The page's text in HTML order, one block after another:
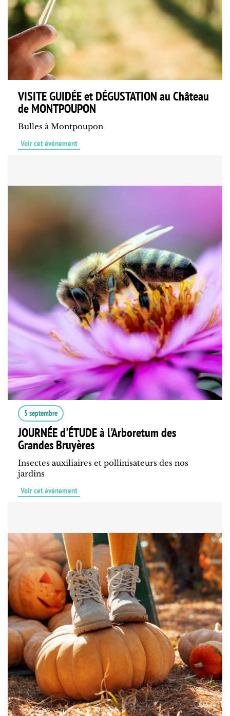
VISITE GUIDÉE et DÉGUSTATION au Château
de MONTPOUPON
Bulles à Montpoupon
Voir cet événement
5 septembre
JOURNÉE d'ÉTUDE à l'Arboretum des
Grandes Bruyères
Insectes auxiliaires et pollinisateurs des nos
jardins
Voir cet événement